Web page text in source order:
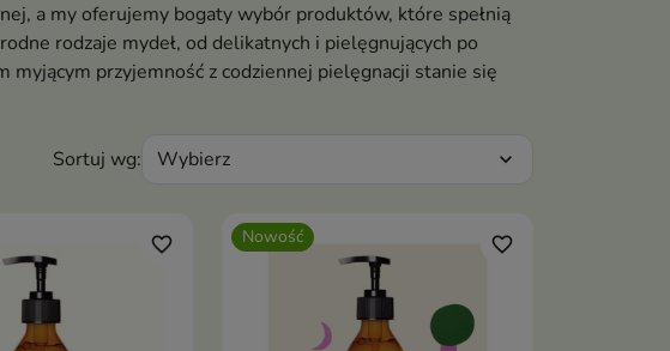
a my oferujemy bogaty wybór produktów, które spełnią
rodzaje mydeł, od delikatnych i pielęgnujących po
przyjemność z codziennej pielęgnacji stanie się
Sortuj wg: Wybierz expand_more
favorite_border Nowość favorite_border